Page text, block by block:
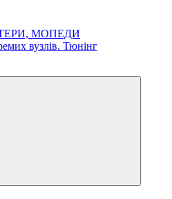
МОПЕДИ
вузлів. Тюнінг